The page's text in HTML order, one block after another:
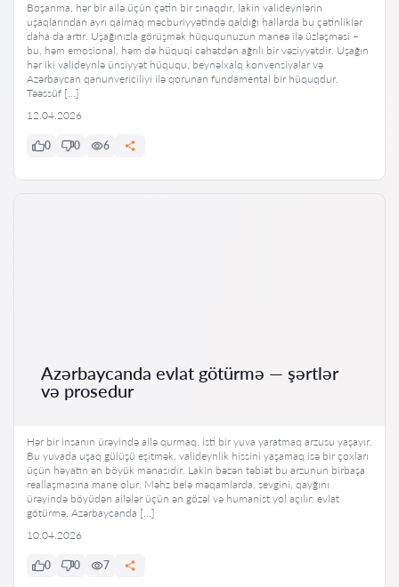
Boşanma, hər bir ailə üçün çətin bir sınaqdır, lakin valideynlərin
uşaqlarından ayrı qalmaq məcburiyyətində qaldığı hallarda bu çətinliklər
daha da artır. Uşağınızla görüşmək hüququnuzun maneə ilə üzləşməsi –
bu, həm emosional, həm də hüquqi cəhətdən ağrılı bir vəziyyətdir. Uşağın
hər iki valideynlə ünsiyyət hüququ, beynəlxalq konvensiyalar və
Azərbaycan qanunvericiliyi ilə qorunan fundamental bir hüquqdur.
Təəssüf […]
12.04.2026
0 0 6
Azərbaycanda evlat götürmə — şərtlər
və prosedur
Hər bir insanın ürəyində ailə qurmaq, isti bir yuva yaratmaq arzusu yaşayır.
Bu yuvada uşaq gülüşü eşitmək, valideynlik hissini yaşamaq isə bir çoxları
üçün həyatın ən böyük mənasıdır. Lakin bəzən təbiət bu arzunun birbaşa
reallaşmasına mane olur. Məhz belə məqamlarda, sevgini, qayğını
ürəyində böyüdən ailələr üçün ən gözəl və humanist yol açılır: evlat
götürmə. Azərbaycanda […]
10.04.2026
0 0 7